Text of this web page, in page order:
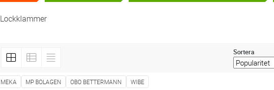
Lockklammer
Sortera
MEKA MP BOLAGEN OBO BETTERMANN WIBE